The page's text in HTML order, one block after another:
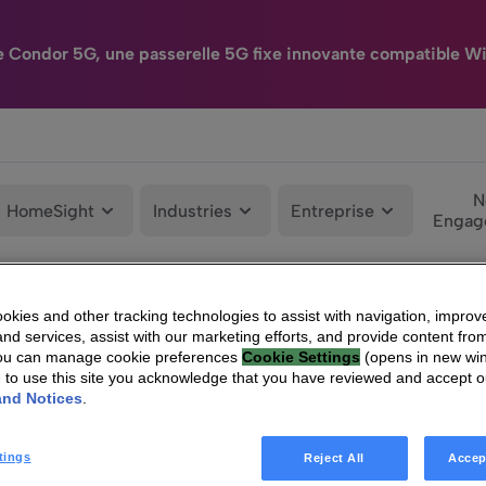
Condor 5G, une passerelle 5G fixe innovante compatible
HomeSight Industries Entreprise
| Vantiva – Août 2023 – Information relative au nombre total de
and other tracking technologies to assist with navigation,
services, assist with our marketing efforts, and provide content
can manage cookie preferences Cookie Settings (opens in new
to use this site you acknowledge that you have reviewed and accept
Notices.
Reject All